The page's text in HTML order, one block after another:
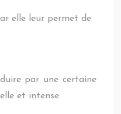
elle leur permet de
par une certaine
et intense.